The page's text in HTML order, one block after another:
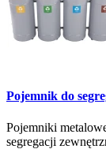
Pojemnik do
Pojemniki
segregacji